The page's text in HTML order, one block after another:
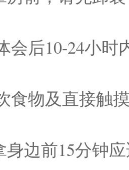
会后10-24小
食物及直接触
身边前15分钟